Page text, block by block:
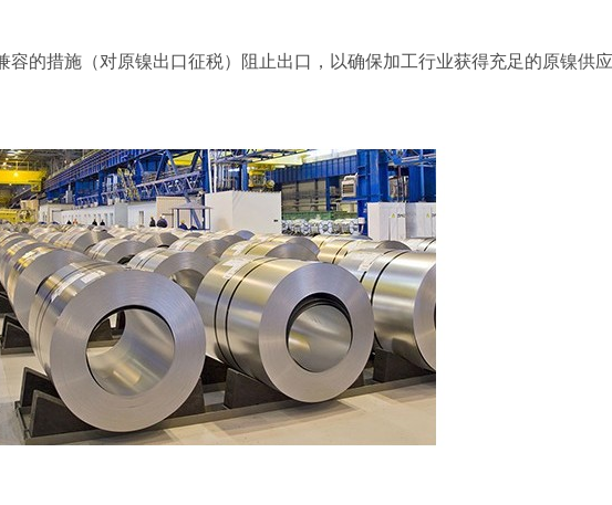
容的措施（对原镍出口征税）阻止出口，以确保加工行业获得充足的原镍供